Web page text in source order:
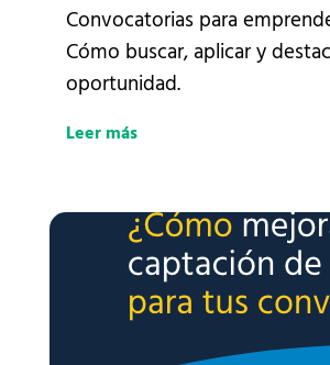
Convocatorias para
Cómo buscar, aplicar y
oportunidad.
Leer más